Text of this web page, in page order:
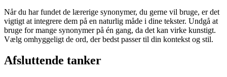
Når du har fundet de lærerige synonymer, du gerne vil bruge, er det
vigtigt at integrere dem på en naturlig måde i dine tekster. Undgå at
bruge for mange synonymer på én gang, da det kan virke kunstigt.
Vælg omhyggeligt de ord, der bedst passer til din kontekst og stil.
Afsluttende tanker